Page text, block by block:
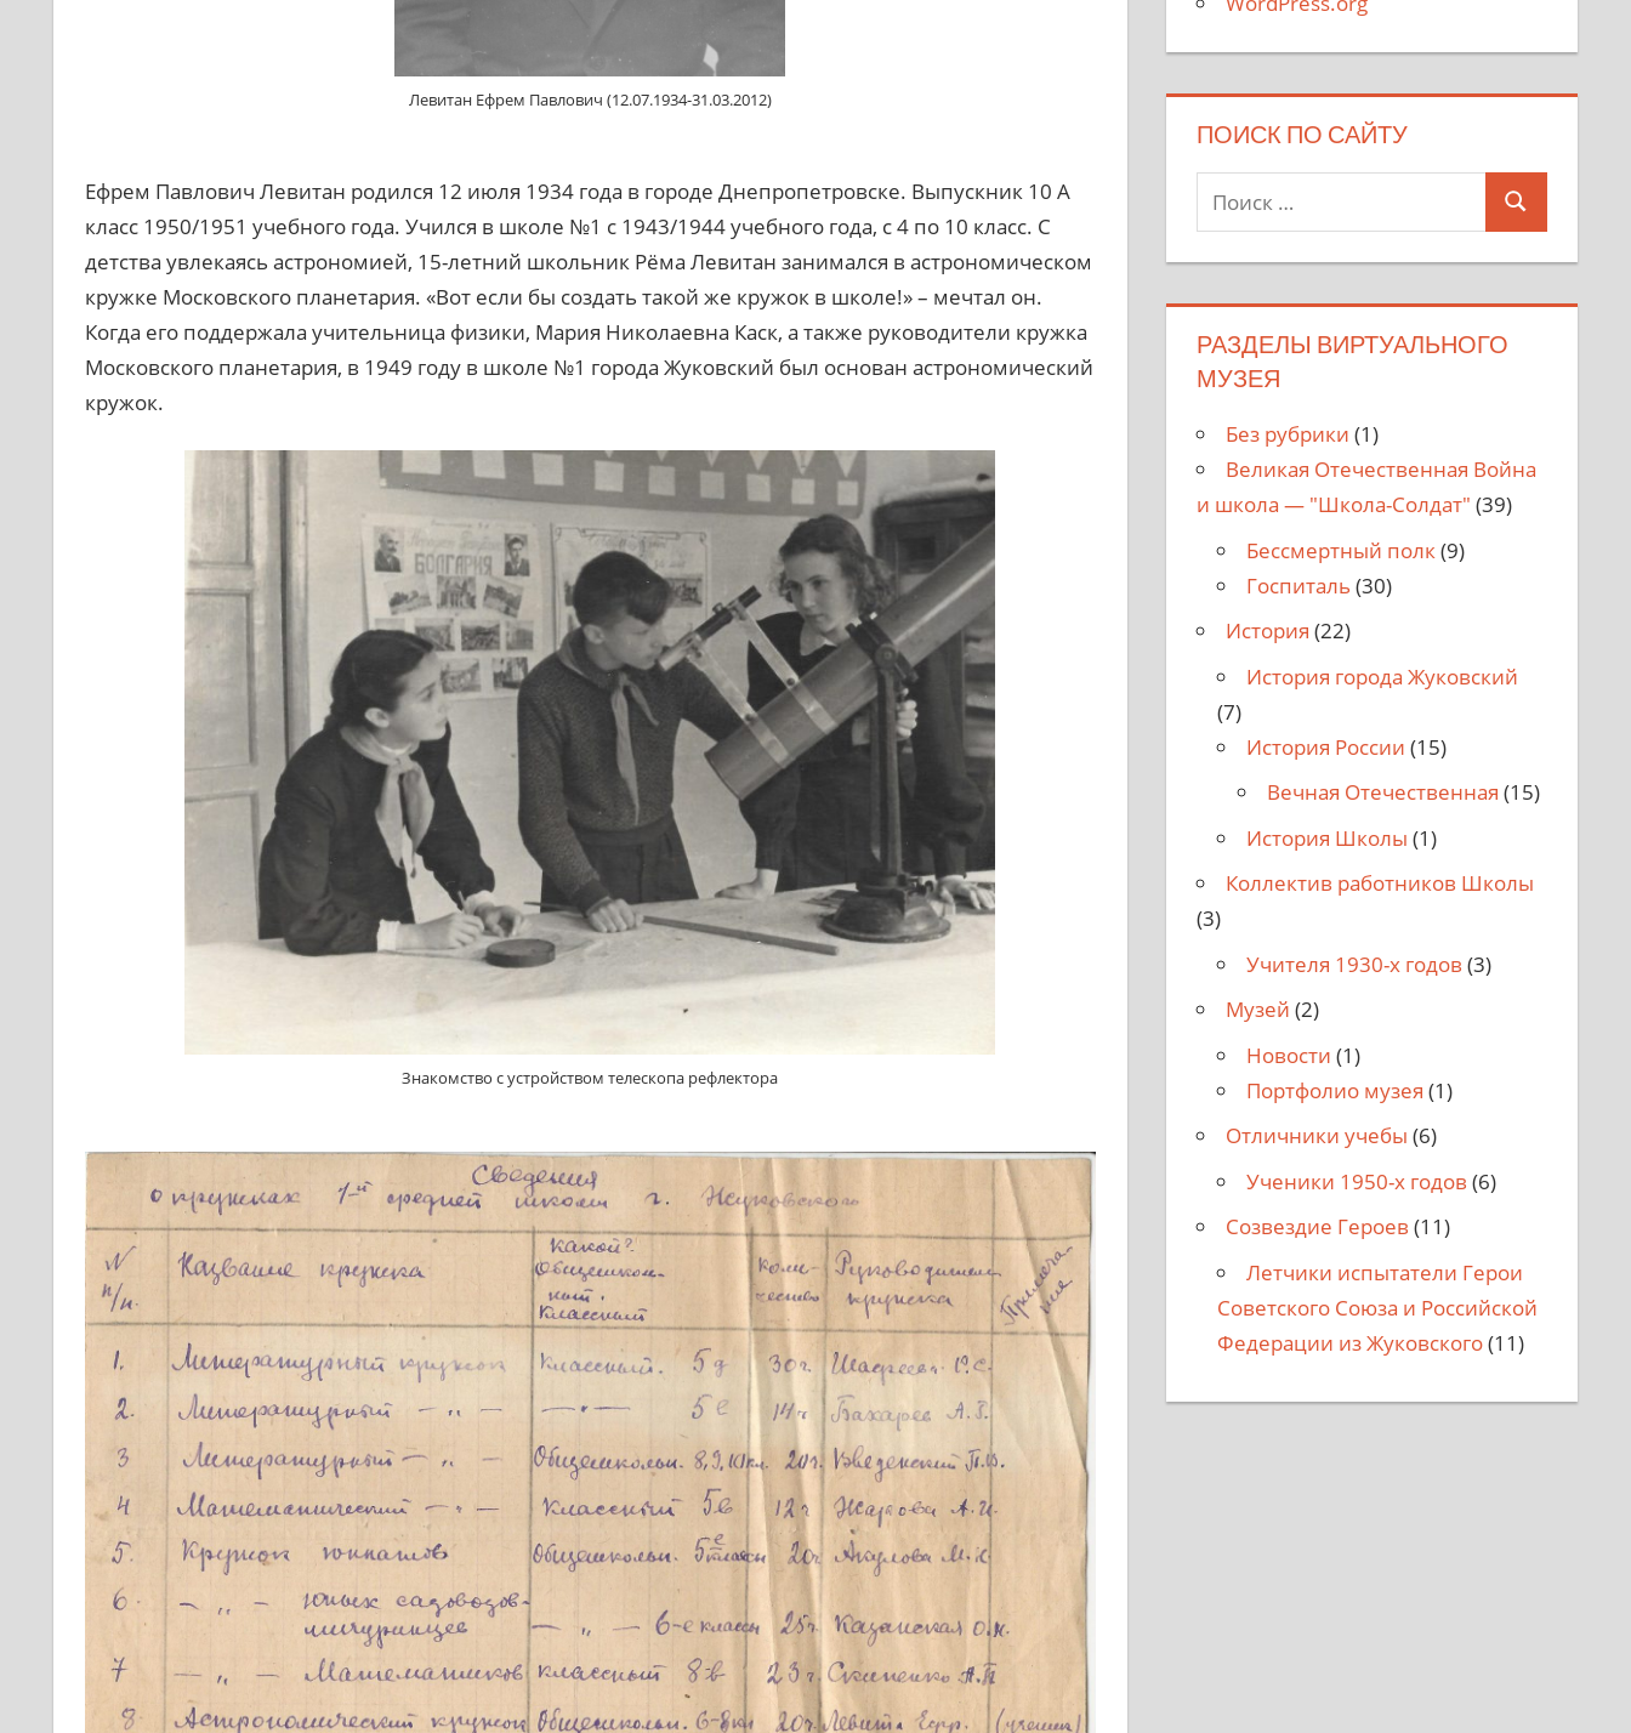
Левитан Ефрем Павлович (12.07.1934-31.03.2012)
Ефрем Павлович Левитан родился 12 июля 1934 года в городе Днепропетровске. Выпускник 10 А
класс 1950/1951 учебного года. Учился в школе №1 с 1943/1944 учебного года, с 4 по 10 класс. С
детства увлекаясь астрономией, 15-летний школьник Рёма Левитан занимался в астрономическом
кружке Московского планетария. «Вот если бы создать такой же кружок в школе!» – мечтал он.
Когда его поддержала учительница физики, Мария Николаевна Каск, а также руководители кружка
Московского планетария, в 1949 году в школе №1 города Жуковский был основан астрономический
кружок.
Знакомство с устройством телескопа рефлектора
ПОИСК ПО САЙТУ
Поиск
для:
Поиск
РАЗДЕЛЫ ВИРТУАЛЬНОГО
МУЗЕЯ
Без рубрики (1)
Великая Отечественная Война
и школа — "Школа-Солдат" (39)
Бессмертный полк(9)
Госпиталь (30)
История (22)
История города Жуковский
(7)
История России (15)
Вечная Отечественная (15)
История Школы (1)
Коллектив работников Школы
(3)
Учителя 1930-х годов (3)
Музей (2)
Новости (1)
Портфолио музея (1)
Отличники учебы (6)
Ученики 1950-х годов (6)
Созвездие Героев (11)
Летчики испытатели Герои
Советского Союза и Российской
Федерации из Жуковского(11)